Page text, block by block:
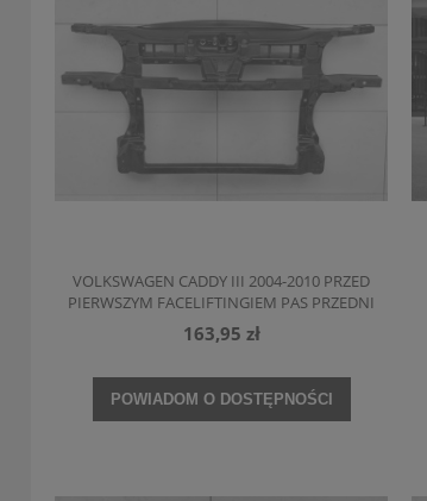
VOLKSWAGEN CADDY III 2004-2010 PRZED
PIERWSZYM FACELIFTINGIEM PAS PRZEDNI
WZMOCNIENIE CZOŁOWE 2K0805588B
163,95 zł
POWIADOM O DOSTĘPNOŚCI